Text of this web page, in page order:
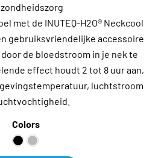
met de INUTEQ-H2O® Neckcool
gebruiksvriendelijke accessoire
de bloedstroom in je nek te
effect houdt 2 tot 8 uur aan,
luchtstroom
Colors